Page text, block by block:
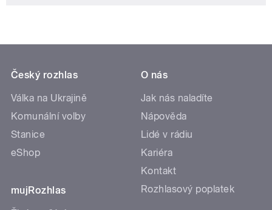
Český rozhlas
Válka na Ukrajině
Komunální volby
Stanice
eShop
mujRozhlas
O nás
Jak nás naladíte
Nápověda
Lidé v rádiu
Kariéra
Kontakt
Rozhlasový poplatek